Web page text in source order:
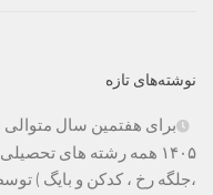
نوشته‌های تازه
برای هفتمین سال
۱۴۰۵ همه رشته های
،جلگه رخ ، کدکن و بایگ )